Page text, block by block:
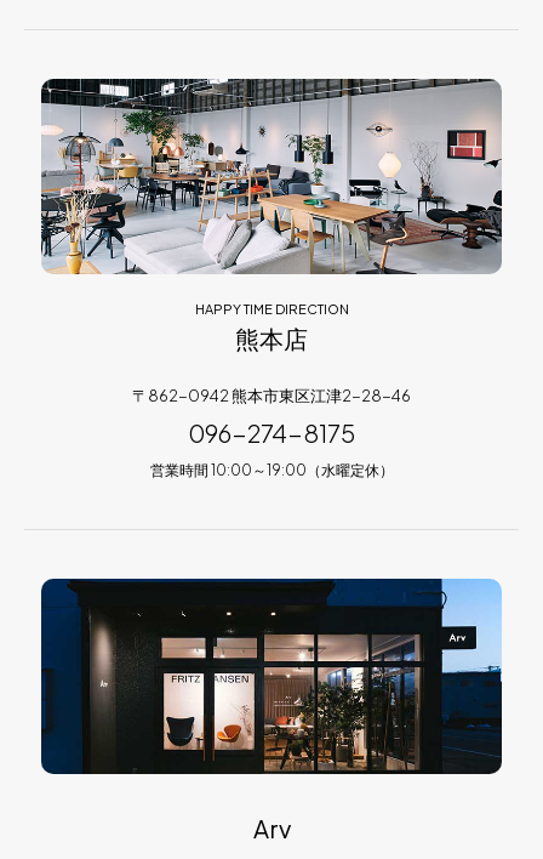
HAPPY TIME DIRECTION
熊本店
〒862-0942 熊本市東区江津2-28-46
096-274-8175
営業時間 10:00～19:00（水曜定休）
Arv